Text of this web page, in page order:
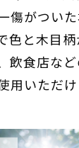
傷がつい
色と木目
飲食店な
いただけ